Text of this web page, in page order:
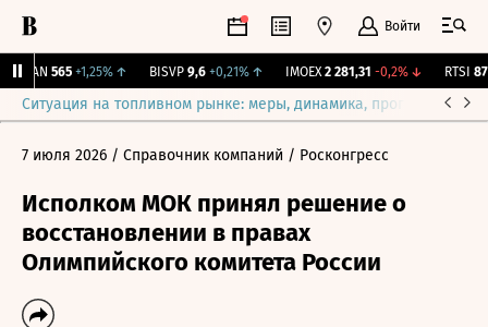
Войти
AVAN 565 +1,25%↑ BISVP 9,6 +0,21% ↑ IMOEX 2 281,31 -0,2%↓ RTSI
Ситуация на топливном рынке: меры, динамика, прогнозы
7 июля 2026 / Справочник компаний / Росконгресс
Исполком МОК принял решение о
восстановлении в правах
Олимпийского комитета России